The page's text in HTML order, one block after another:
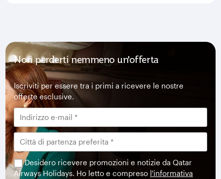
Non perderti nemmeno un'offerta
Iscriviti per essere tra i primi a ricevere le nostre
offerte esclusive.
Desidero ricevere promozioni e notizie da Qatar
Airways Holidays. Ho letto e compreso l'informativa